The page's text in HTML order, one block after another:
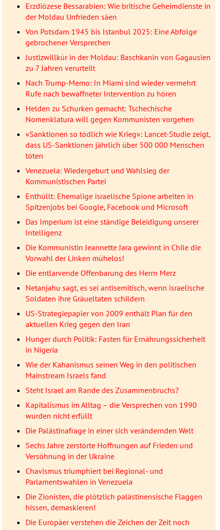
Erzdiözese Bessarabien: Wie britische Geheimdienste in
der Moldau Unfrieden säen
Von Potsdam 1945 bis Istanbul 2025: Eine Abfolge
gebrochener Versprechen
Justizwillkür in der Moldau: Baschkanin von Gagausien
zu 7 Jahren verurteilt
Nach Trump-Memo: In Miami sind wieder vermehrt
Rufe nach bewaffneter Intervention zu hören
Helden zu Schurken gemacht: Tschechische
Nomenklatura will gegen Kommunisten vorgehen
«Sanktionen so tödlich wie Krieg»: Lancet-Studie zeigt,
dass US-Sanktionen jährlich über 500 000 Menschen
töten
Venezuela: Wiedergeburt und Wahlsieg der
Kommunistischen Partei
Enthüllt: Ehemalige israelische Spione arbeiten in
Spitzenjobs bei Google, Facebook und Microsoft
Das Imperium ist eine ständige Beleidigung unserer
Intelligenz
Die Kommunistin Jeannette Jara gewinnt in Chile die
Vorwahl der Linken mühelos!
Die entlarvende Offenbarung des Herrn Merz
Netanjahu sagt, es sei antisemitisch, wenn israelische
Soldaten ihre Gräueltaten schildern
US-Strategiepapier von 2009 enthält Plan für den
aktuellen Krieg gegen den Iran
Hunger durch Politik: Fasten für Ernährungssicherheit
in Nigeria
Wie der Kahanismus seinen Weg in den politischen
Mainstream Israels fand
Steht Israel am Rande des Zusammenbruchs?
Kapitalismus im Alltag – die Versprechen von 1990
wurden nicht erfüllt
Die Palästinafrage in einer sich verändernden Welt
Sechs Jahre zerstörte Hoffnungen auf Frieden und
Versöhnung in der Ukraine
Chavismus triumphiert bei Regional- und
Parlamentswahlen in Venezuela
Die Zionisten, die plötzlich palästinensische Flaggen
hissen, demaskieren!
Die Europäer verstehen die Zeichen der Zeit noch